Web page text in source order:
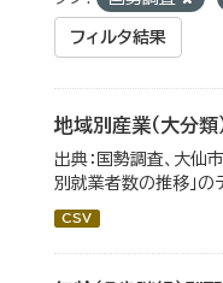
フィルタ結果
地域別産業（大分類
出典：国勢調査、大仙
別就業者数の推移」の
CSV